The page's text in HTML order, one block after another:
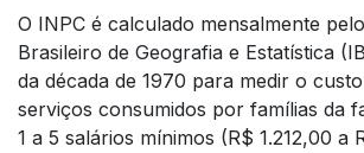
O INPC é calculado mensalmente
Brasileiro de Geografia e Estatística
da década de 1970 para medir o
serviços consumidos por famílias da
1 a 5 salários mínimos (R$ 1.212,00 a